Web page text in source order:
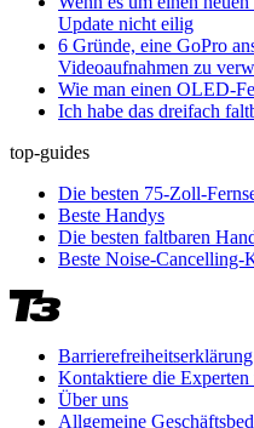
Update nicht eilig
6 Gründe, eine GoPro
Videoaufnahmen zu
Wie man einen OLED-
Ich habe das dreifach
top-guides
Die besten 75-Zoll-
Beste Handys
Die besten faltbaren
Beste Noise-Cancelling-
Barrierefreiheitserklärung
Kontaktiere die
Über uns
Allgemeine